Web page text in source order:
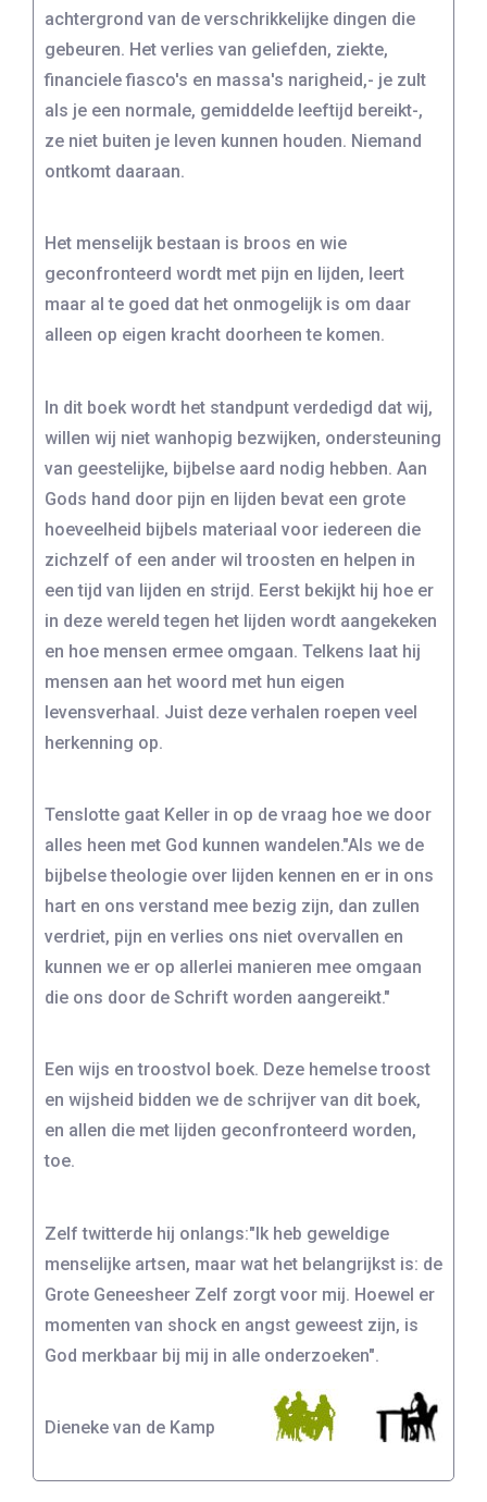
achtergrond van de verschrikkelijke dingen die
gebeuren. Het verlies van geliefden, ziekte,
financiele fiasco's en massa's narigheid,- je zult
als je een normale, gemiddelde leeftijd bereikt-,
ze niet buiten je leven kunnen houden. Niemand
ontkomt daaraan.
Het menselijk bestaan is broos en wie
geconfronteerd wordt met pijn en lijden, leert
maar al te goed dat het onmogelijk is om daar
alleen op eigen kracht doorheen te komen.
In dit boek wordt het standpunt verdedigd dat wij,
willen wij niet wanhopig bezwijken, ondersteuning
van geestelijke, bijbelse aard nodig hebben. Aan
Gods hand door pijn en lijden bevat een grote
hoeveelheid bijbels materiaal voor iedereen die
zichzelf of een ander wil troosten en helpen in
een tijd van lijden en strijd. Eerst bekijkt hij hoe er
in deze wereld tegen het lijden wordt aangekeken
en hoe mensen ermee omgaan. Telkens laat hij
mensen aan het woord met hun eigen
levensverhaal. Juist deze verhalen roepen veel
herkenning op.
Tenslotte gaat Keller in op de vraag hoe we door
alles heen met God kunnen wandelen."Als we de
bijbelse theologie over lijden kennen en er in ons
hart en ons verstand mee bezig zijn, dan zullen
verdriet, pijn en verlies ons niet overvallen en
kunnen we er op allerlei manieren mee omgaan
die ons door de Schrift worden aangereikt."
Een wijs en troostvol boek. Deze hemelse troost
en wijsheid bidden we de schrijver van dit boek,
en allen die met lijden geconfronteerd worden,
toe.
Zelf twitterde hij onlangs:"Ik heb geweldige
menselijke artsen, maar wat het belangrijkst is: de
Grote Geneesheer Zelf zorgt voor mij. Hoewel er
momenten van shock en angst geweest zijn, is
God merkbaar bij mij in alle onderzoeken".
Dieneke van de Kamp